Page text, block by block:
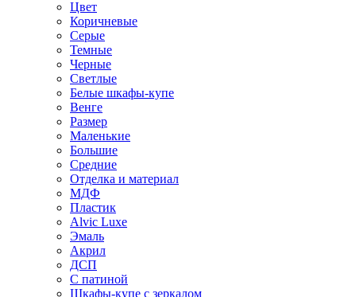
Цвет
Коричневые
Серые
Темные
Черные
Светлые
Белые шкафы-купе
Венге
Размер
Маленькие
Большие
Средние
Отделка и материал
МДФ
Пластик
Alvic Luxe
Эмаль
Акрил
ДСП
С патиной
Шкафы-купе с зеркалом